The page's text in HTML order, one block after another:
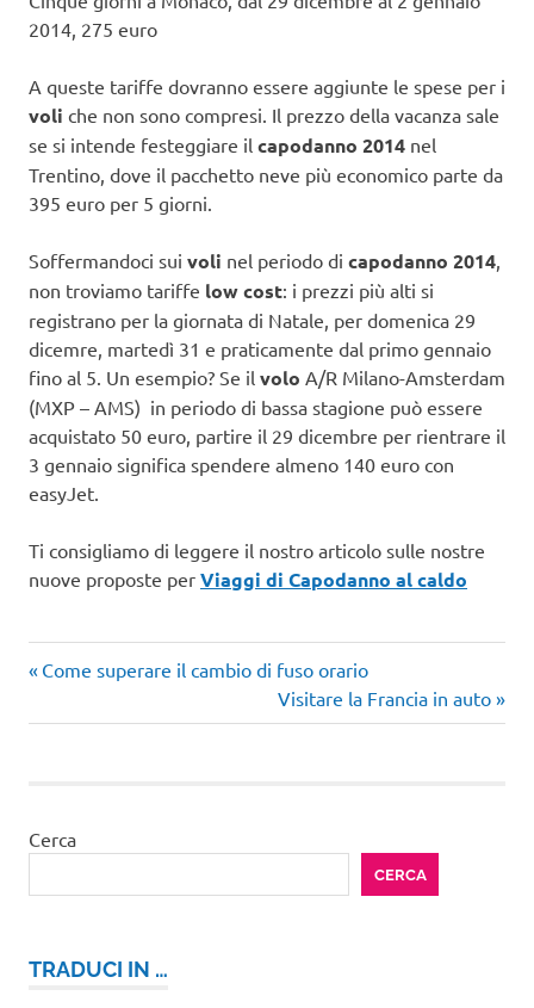
2014, 275 euro
A queste tariffe dovranno essere aggiunte le spese per i
voli che non sono compresi. Il prezzo della vacanza sale
se si intende festeggiare il capodanno 2014 nel
Trentino, dove il pacchetto neve più economico parte da
395 euro per 5 giorni.
Soffermandoci sui voli nel periodo di capodanno 2014,
non troviamo tariffe low cost: i prezzi più alti si
registrano per la giornata di Natale, per domenica 29
dicemre, martedì 31 e praticamente dal primo gennaio
fino al 5. Un esempio? Se il volo A/R Milano-Amsterdam
(MXP – AMS) in periodo di bassa stagione può essere
acquistato 50 euro, partire il 29 dicembre per rientrare il
3 gennaio significa spendere almeno 140 euro con
easyJet.
Ti consigliamo di leggere il nostro articolo sulle nostre
nuove proposte per Viaggi di Capodanno al caldo
Navigazione
articoli
Articolo
Come superare il cambio di fuso orario
Articolo
successivo:
Visitare la Francia in auto
Cerca
CERCA
TRADUCI IN …